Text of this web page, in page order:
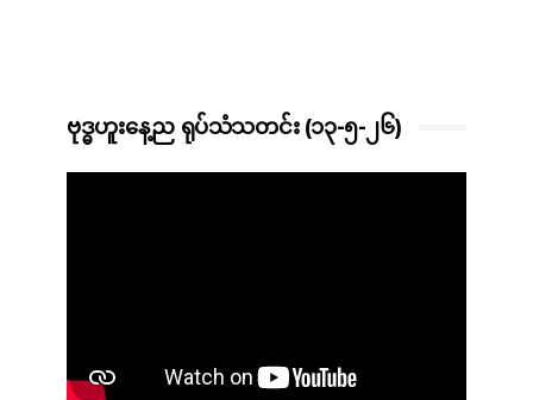
ဗုဒ္ဓဟူးနေ့ည ရုပ်သံသတင်း (၁၃-၅-၂၆)